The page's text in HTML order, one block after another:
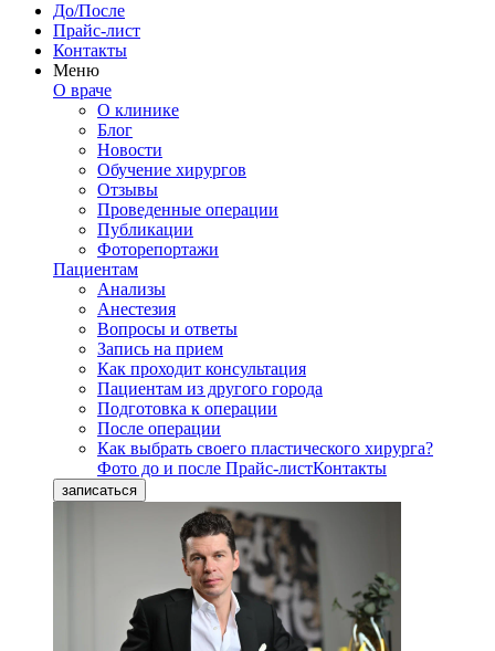
До/После
Прайс-лист
Контакты
Меню
О враче
О клинике
Блог
Новости
Обучение хирургов
Отзывы
Проведенные операции
Публикации
Фоторепортажи
Пациентам
Анализы
Анестезия
Вопросы и ответы
Запись на прием
Как проходит консультация
Пациентам из другого города
Подготовка к операции
После операции
Как выбрать своего пластического хирурга?
Фото до и после Прайс-листКонтакты
записаться